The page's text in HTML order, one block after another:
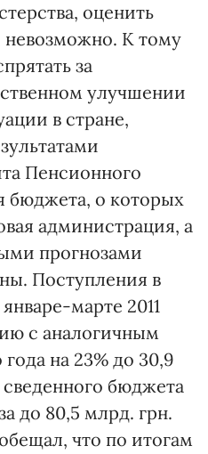
оценить
невозможно. К тому
за
улучшении
в стране,
Пенсионного
бюджета, о которых
администрация, а
прогнозами
Поступления в
марте 2011
с аналогичным
на 23% до 30,9
бюджета
до 80,5 млрд. грн.
что по итогам